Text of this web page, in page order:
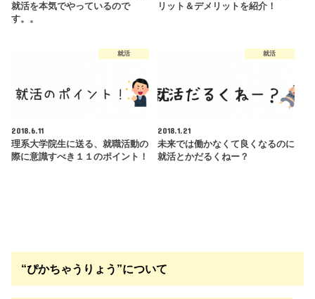
就活を本気でやっているので
す。。
リット＆デメリットを紹介！
就活
2018.6.11
理系大学院生に送る、就職活動の
際に意識すべき１１のポイント！
就活
2018.1.21
未来では働かなくて良くなるのに
就活とかだるくねー？
“ぴかちゃうりょう”について